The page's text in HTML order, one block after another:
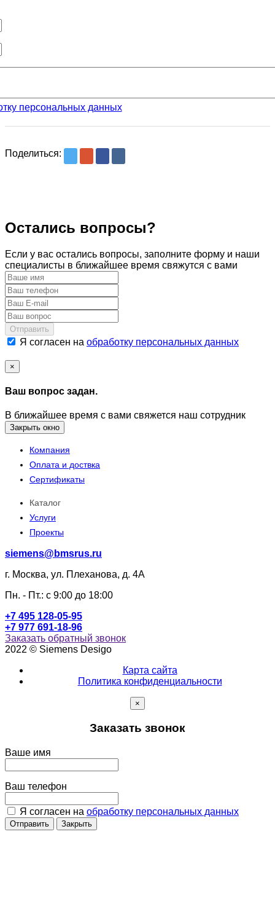
персональных данных
Поделиться:
Остались вопросы?
Если у вас остались вопросы, заполните форму и наши
специалисты в ближайшее время свяжутся с вами
Отправить
Я согласен на обработку персональных данных
×
Ваш вопрос задан.
В ближайшее время с вами свяжется наш сотрудник
Закрыть окно
Компания
Оплата и доствка
Сертификаты
Каталог
Услуги
Проекты
siemens@bmsrus.ru
г. Москва, ул. Плеханова, д. 4А
Пн. - Пт.: c 9:00 до 18:00
+7 495 128-05-95
+7 977 691-18-96
Заказать обратный звонок
2022 © Siemens Desigo
Карта сайта
Политика конфиденциальности
×
Заказать звонок
Ваше имя
Ваш телефон
Я согласен на обработку персональных данных
Отправить Закрыть